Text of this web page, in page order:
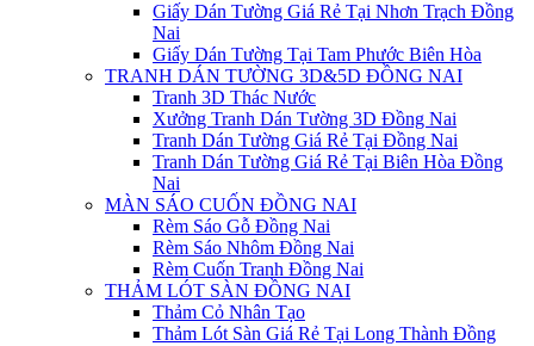
Giấy Dán Tường Giá Rẻ Tại Nhơn Trạch Đồng
Nai
Giấy Dán Tường Tại Tam Phước Biên Hòa
TRANH DÁN TƯỜNG 3D&5D ĐỒNG NAI
Tranh 3D Thác Nước
Xưởng Tranh Dán Tường 3D Đồng Nai
Tranh Dán Tường Giá Rẻ Tại Đồng Nai
Tranh Dán Tường Giá Rẻ Tại Biên Hòa Đồng
Nai
MÀN SÁO CUỐN ĐỒNG NAI
Rèm Sáo Gỗ Đồng Nai
Rèm Sáo Nhôm Đồng Nai
Rèm Cuốn Tranh Đồng Nai
THẢM LÓT SÀN ĐỒNG NAI
Thảm Cỏ Nhân Tạo
Thảm Lót Sàn Giá Rẻ Tại Long Thành Đồng